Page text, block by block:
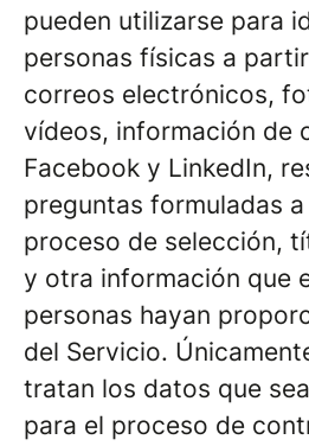
pueden utilizarse para
personas físicas a
correos electrónicos,
vídeos, información de
Facebook y LinkedIn,
preguntas formuladas
proceso de selección,
y otra información que
personas hayan
del Servicio.
tratan los datos que
para el proceso de